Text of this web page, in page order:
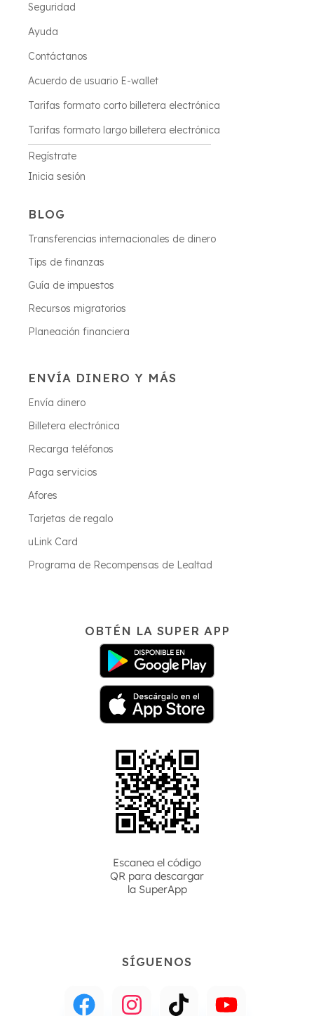
Seguridad
Ayuda
Contáctanos
Acuerdo de usuario E-wallet
Tarifas formato corto billetera electrónica
Tarifas formato largo billetera electrónica
Regístrate
Inicia sesión
BLOG
Transferencias internacionales de dinero
Tips de finanzas
Guía de impuestos
Recursos migratorios
Planeación financiera
ENVÍA DINERO Y MÁS
Envía dinero
Billetera electrónica
Recarga teléfonos
Paga servicios
Afores
Tarjetas de regalo
uLink Card
Programa de Recompensas de Lealtad
OBTÉN LA SUPER APP
Escanea el código
QR para descargar
la SuperApp
SÍGUENOS